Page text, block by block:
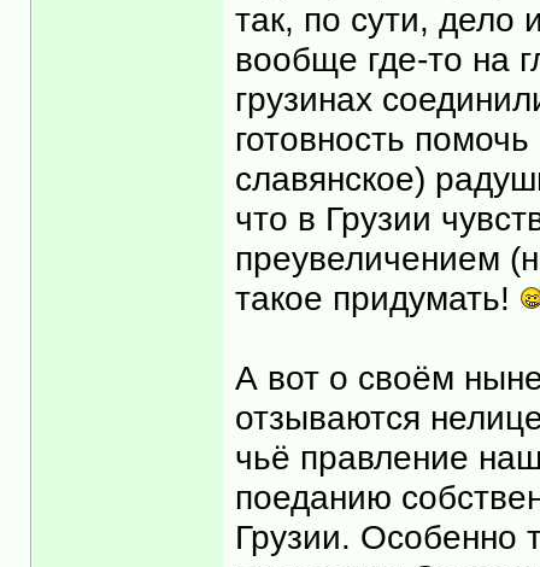
так, по сути, дело
вообще где-то на
грузинах
готовность
славянское)
что в Грузии
преувеличением
такое придумать!
А вот о своём
отзываются
чьё правление
поеданию
Грузии. Особенно